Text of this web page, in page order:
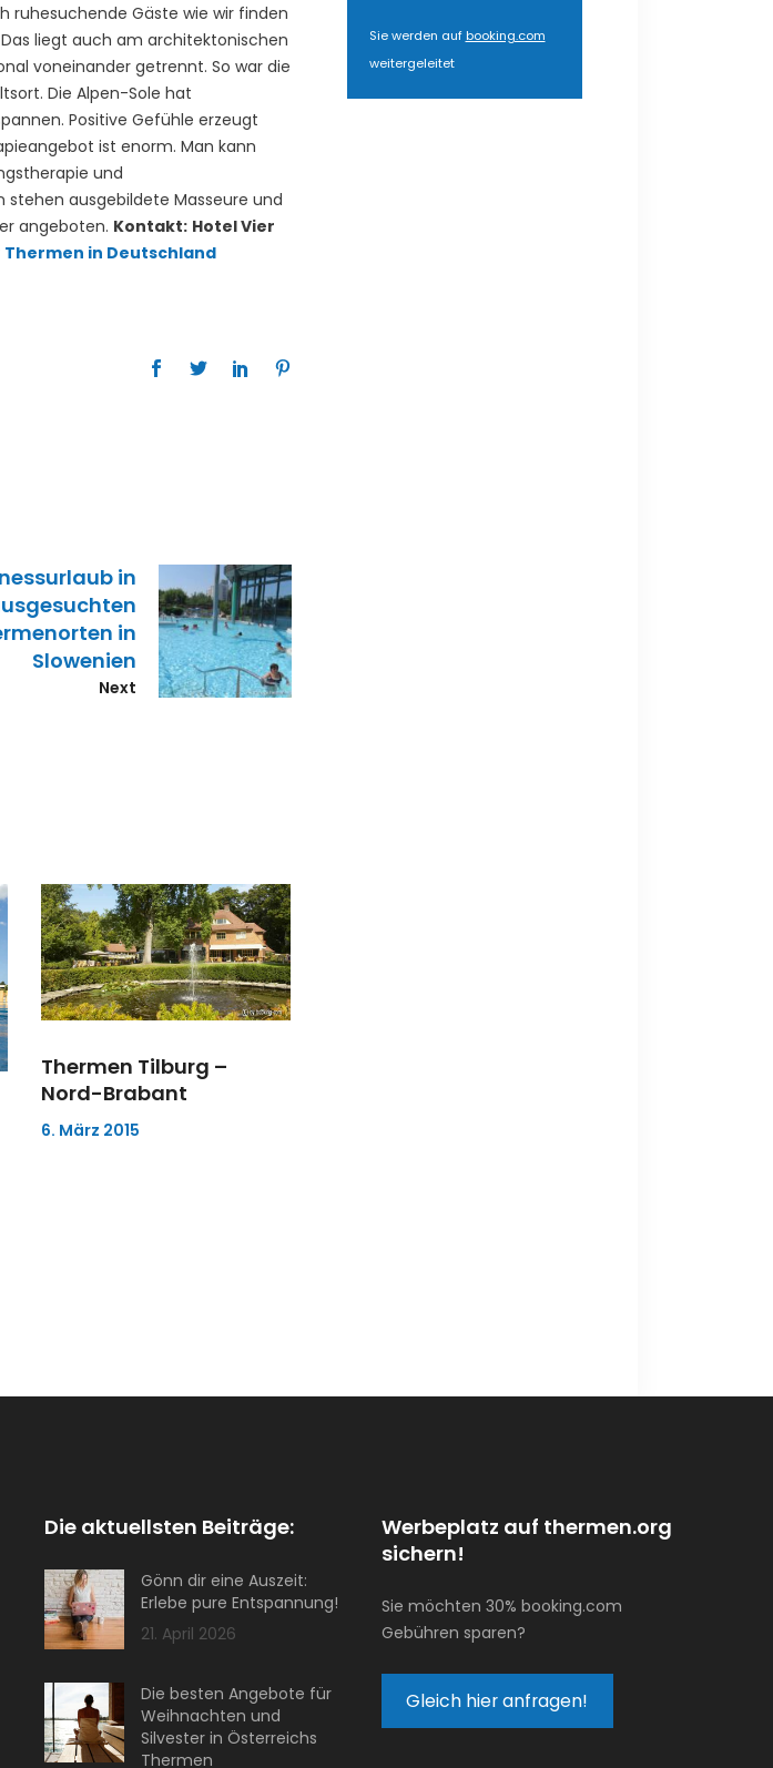
ruhesuchende Gäste wie wir finden
liegt auch am architektonischen
voneinander getrennt. So war die
Die Alpen-Sole hat
Positive Gefühle erzeugt
ist enorm. Man kann
und
stehen ausgebildete Masseure und
angeboten. Kontakt: Hotel Vier
Thermen in Deutschland
in
in
Slowenien
Next
Thermen Tilburg –
Nord-Brabant
6. März 2015
Sie werden aufbooking.com
weitergeleitet
Die aktuellsten Beiträge:
Gönn dir eine Auszeit:
Erlebe pure Entspannung!
21. April 2026
Die besten Angebote für
Weihnachten und
Silvester in Österreichs
Thermen
Werbeplatz auf thermen.org
sichern!
Sie möchten 30% booking.com
Gebühren sparen?
Gleich hier anfragen!